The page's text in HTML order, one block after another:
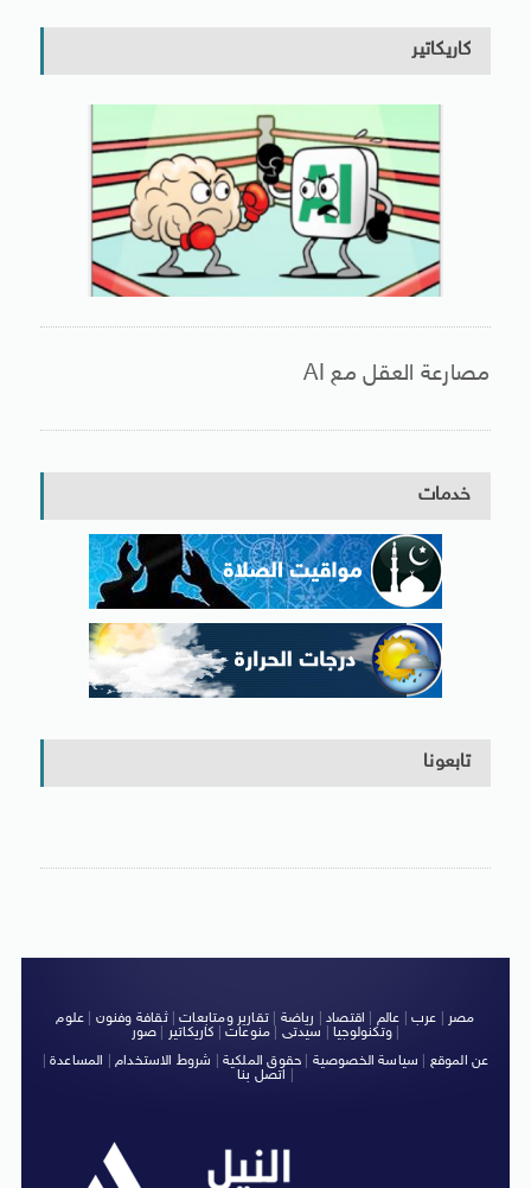
كاريكاتير
مصارعة العقل مع AI
خدمات
تابعونا
مصر عرب عالم اقتصاد رياضة |تقارير ومتابعات|ثقافة وفنون
علوم
وتكنولوجيا| سيدتى منوعات كاريكاتير صور
|
عن الموقع
سياسة الخصوصية حقوق الملكية شروط الاستخدام| المساعدة|
اتصل بنا